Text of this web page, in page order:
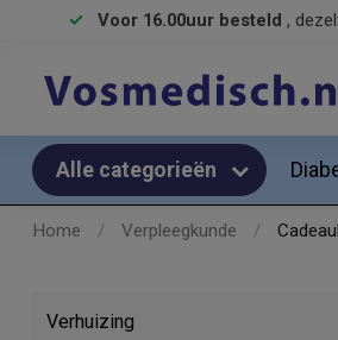
Voor 16.00uur besteld ,
Alle categorieën
Home / Verpleegkunde /
Verhuizing